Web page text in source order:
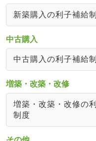
新築購入の利子補給
中古購入
中古購入の利子補給
増築・改築・改修
増築・改築・改修の
制度